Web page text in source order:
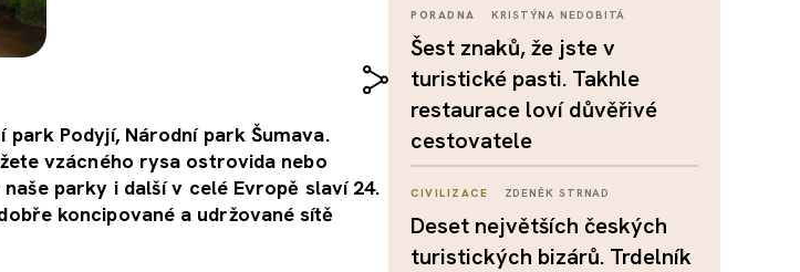
Podyjí, Národní park Šumava.
vzácného rysa ostrovida nebo
parky i další v celé Evropě slaví 24.
koncipované a udržované sítě
PORADNA KRISTÝNA NEDOBITÁ
Šest znaků, že jste v
turistické pasti. Takhle
restaurace loví důvěřivé
cestovatele
CIVILIZACE ZDENĚK STRNAD
Deset největších českých
turistických bizárů. Trdelník